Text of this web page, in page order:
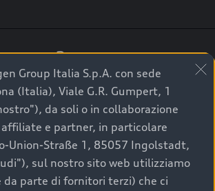
3
ricontattato dal Customer Care
direttamente dal Concessionario
per finalizzare la tua richiesta.
Group Italia S.p.A. con sede
(Italia), Viale G.R. Gumpert, 1
da soli o in collaborazione
e partner, in particolare
Union-Straße 1, 85057 Ingolstadt,
sul nostro sito web utilizziamo
da parte di fornitori terzi) che ci